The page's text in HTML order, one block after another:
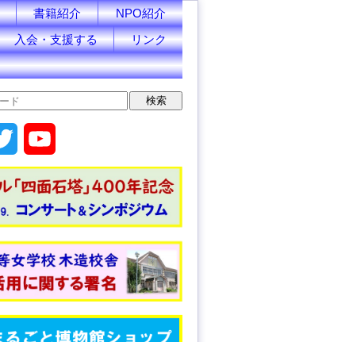
書籍紹介
NPO紹介
入会・支援する
リンク
w
i
t
e
o
u
b
e